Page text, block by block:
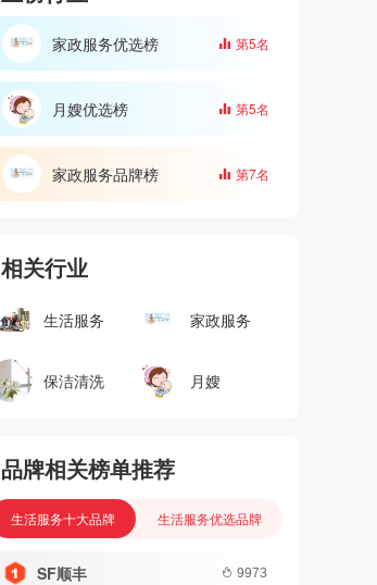
家政服务优选榜 第5名
月嫂优选榜 第5名
家政服务品牌榜 第7名
相关行业
生活服务 家政服务
保洁清洗 月嫂
品牌相关榜单推荐
生活服务十大品牌 生活服务优选品牌
SF顺丰 9973